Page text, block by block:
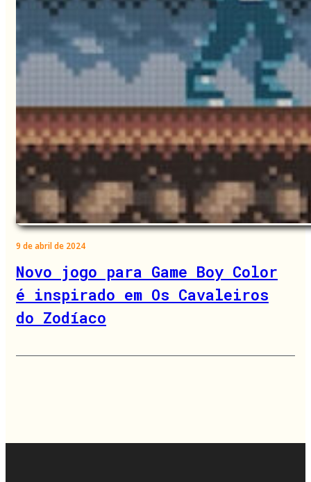
9 de abril de 2024
Novo jogo para Game Boy Color
é inspirado em Os Cavaleiros
do Zodíaco